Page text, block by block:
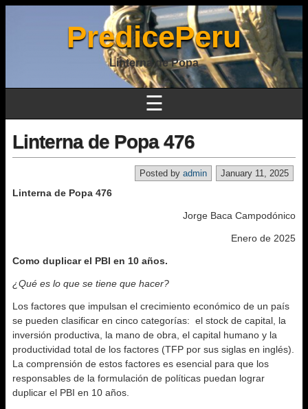
PredicePeru
Linterna de Popa
☰
Linterna de Popa 476
January 11, 2025
Posted by admin
Linterna de Popa 476
Jorge Baca Campodónico
Enero de 2025
Como duplicar el PBI en 10 años.
¿Qué es lo que se tiene que hacer?
Los factores que impulsan el crecimiento económico de un país
se pueden clasificar en cinco categorías: el stock de capital, la
inversión productiva, la mano de obra, el capital humano y la
productividad total de los factores (TFP por sus siglas en inglés).
La comprensión de estos factores es esencial para que los
responsables de la formulación de políticas puedan lograr
duplicar el PBI en 10 años.